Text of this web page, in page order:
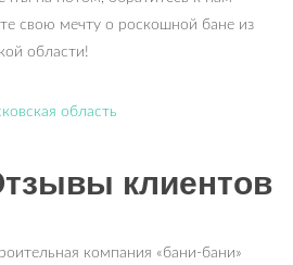
свою мечту о роскошной бане из
области!
область
клиентов
компания «бани-бани»